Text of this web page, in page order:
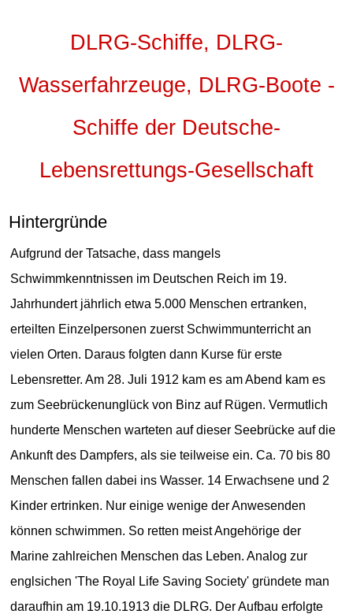
DLRG-Schiffe, DLRG-
Wasserfahrzeuge, DLRG-Boote -
Schiffe der Deutsche-
Lebensrettungs-Gesellschaft
Hintergründe
Aufgrund der Tatsache, dass mangels
Schwimmkenntnissen im Deutschen Reich im 19.
Jahrhundert jährlich etwa 5.000 Menschen ertranken,
erteilten Einzelpersonen zuerst Schwimmunterricht an
vielen Orten. Daraus folgten dann Kurse für erste
Lebensretter. Am 28. Juli 1912 kam es am Abend kam es
zum Seebrückenunglück von Binz auf Rügen. Vermutlich
hunderte Menschen warteten auf dieser Seebrücke auf die
Ankunft des Dampfers, als sie teilweise ein. Ca. 70 bis 80
Menschen fallen dabei ins Wasser. 14 Erwachsene und 2
Kinder ertrinken. Nur einige wenige der Anwesenden
können schwimmen. So retten meist Angehörige der
Marine zahlreichen Menschen das Leben. Analog zur
englsichen 'The Royal Life Saving Society' gründete man
daraufhin am 19.10.1913 die DLRG. Der Aufbau erfolgte